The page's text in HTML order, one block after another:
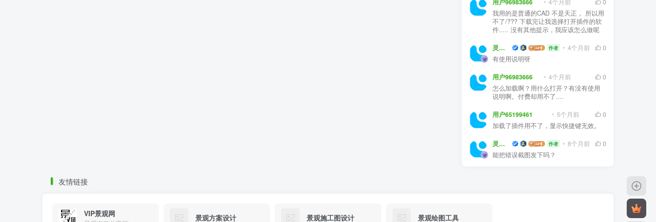
我用的是普通的CAD 不是天正， 所以用
不了/??? 下载完让我选择打开插件的软
件..... 没有其他提示，我应该怎么做呢
灵感屋 作者 4个月前
0
有使用说明呀
用户96983666 4个月前
0
怎么加载啊？用什么打开？有没有使用
说明啊。付费却用不了....
用户65199461 5个月前
0
加载了插件用不了，显示快捷键无效。
灵感屋 作者 8个月前
0
能把错误截图发下吗？
友情链接
VIP景观网 景观方案设计 景观施工图设计 景观绘图工具